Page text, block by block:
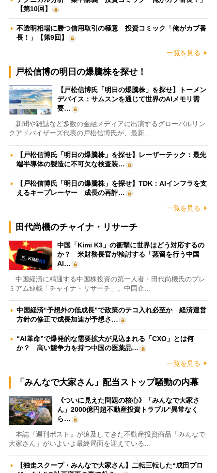
【第10回】
不透明相場に勝つ信用取引の極意 投資コミック「俺がカブ番
長！」【第9回】
一覧を見る
戸松信博の明日の爆騰株を探せ！
【戸松信博氏「明日の爆騰株」を探せ】トーメン
デバイス：サムスンを通じて世界のAIメモリ需
要…
新聞や雑誌など多数の金融メディアに出演するグローバルリン
クアドバイザーズ代表の戸松信博氏が、最新…
【戸松信博氏「明日の爆騰株」を探せ】レーザーテック：最先
端半導体の製造に不可欠な検査装…
【戸松信博氏「明日の爆騰株」を探せ】TDK：AIインフラを支
えるキープレーヤー 成長の再評…
一覧を見る
田代尚機のチャイナ・リサーチ
中国「Kimi K3」の衝撃に世界はどう対応するの
か？ 米財務長官が検討する「蒸留を行う中国
AI…
中国経済に精通する中国株投資の第一人者・田代尚機氏のプレ
ミアム連載「チャイナ・リサーチ」。中国企…
中国経済“予想外の低成長”で政策のテコ入れ必至か 経済運営
方針の修正で成長加速が予想さ…
“AI革命”で爆発的な需要拡大が見込まれる「CXO」とは何
か？ 高い競争力を持つ中国の医薬品…
一覧を見る
「みんなで大家さん」配当ストップ騒動の内幕
《ついに見えた問題の核心》「みんなで大家さ
ん」2000億円超不動産投資トラブル“異常なく
ら…
本誌『週刊ポスト』が追及してきた不動産投資商品「みんなで
大家さん」がいよいよ最終局面を迎えている…
【独走スクープ・みんなで大家さん】二転三転した“成田プロ